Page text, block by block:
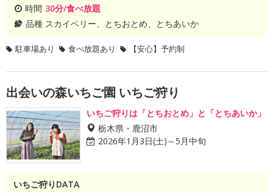
時間 30分/食べ放題
品種 スカイベリー、とちおとめ、とちあいか
駐車場あり 食べ放題あり 【安心】予約制
出会いの森いちご園 いちご狩り
いちご狩りは「とちおとめ」と「とちあいか」
栃木県・鹿沼市
2026年1月3日(土)～5月中旬
いちご狩りDATA